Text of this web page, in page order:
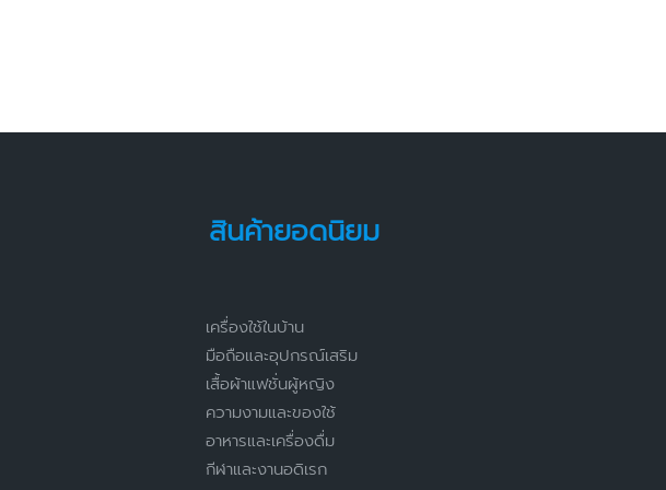
สินค้ายอดนิยม
เครื่องใช้ในบ้าน
มือถือและอุปกรณ์เสริม
เสื้อผ้าแฟชั่นผู้หญิง
ความงามและของใช้
อาหารและเครื่องดื่ม
กีฬาและงานอดิเรก